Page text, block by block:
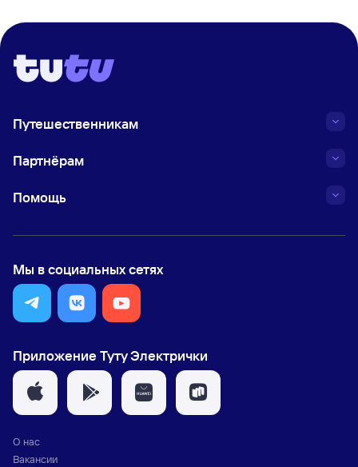
Путешественникам
Партнёрам
Помощь
Мы в социальных сетях
Приложение Туту Электрички
О нас
Вакансии